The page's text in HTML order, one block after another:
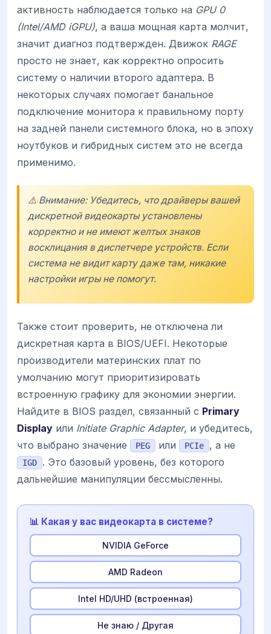
активность наблюдается только на GPU 0
(Intel/AMD iGPU), а ваша мощная карта молчит,
значит диагноз подтвержден. Движок RAGE
просто не знает, как корректно опросить
систему о наличии второго адаптера. В
некоторых случаях помогает банальное
подключение монитора к правильному порту
на задней панели системного блока, но в эпоху
ноутбуков и гибридных систем это не всегда
применимо.
⚠️ Внимание: Убедитесь, что драйверы вашей
дискретной видеокарты установлены
корректно и не имеют желтых знаков
восклицания в диспетчере устройств. Если
система не видит карту даже там, никакие
настройки игры не помогут.
Также стоит проверить, не отключена ли
дискретная карта в BIOS/UEFI. Некоторые
производители материнских плат по
умолчанию могут приоритизировать
встроенную графику для экономии энергии.
Найдите в BIOS раздел, связанный с Primary
Display или Initiate Graphic Adapter, и убедитесь,
что выбрано значение
PEG или PCIe , а не
IGD
. Это базовый уровень, без которого
дальнейшие манипуляции бессмысленны.
📊 Какая у вас видеокарта в системе?
NVIDIA GeForce
AMD Radeon
Intel HD/UHD (встроенная)
Не знаю / Другая